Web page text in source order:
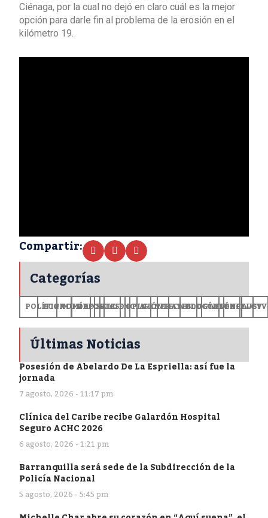
Ciénaga, por la cual no dejó en claro cuál es la mejor
opción para darle fin al problema de la erosión en el
kilómetro 19.
Compartir:
Categorías
POLÍTICA
ECONOMÍA
MUNDODEPORTES
SALUDCIENCIA
OPINIÓN
GENERALES
TECNOLOGÍA
EDUCACIÓN
CULTURA+CV
Últimas Noticias
Posesión de Abelardo De La Espriella: así fue la
jornada
7 agosto, 2026 - 11:17 pm
Clínica del Caribe recibe Galardón Hospital
Seguro ACHC 2026
6 agosto, 2026 - 1:21 pm
Barranquilla será sede de la Subdirección de la
Policía Nacional
5 agosto, 2026 - 5:45 pm